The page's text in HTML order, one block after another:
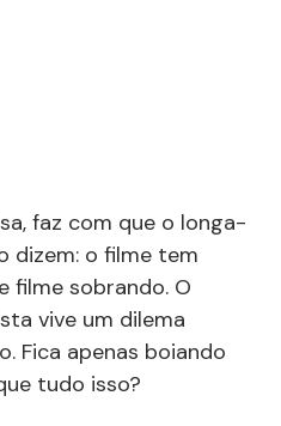
faz com que o longa-
dizem: o filme tem
filme sobrando. O
vive um dilema
Fica apenas boiando
tudo isso?